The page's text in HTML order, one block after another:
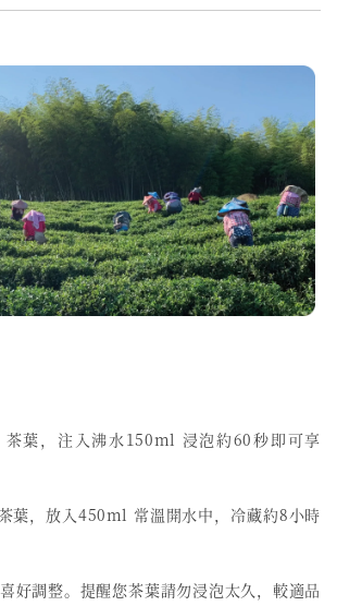
葉，注入沸水150ml 浸泡約60秒即可享
葉，放入450ml 常溫開水中，冷藏約8小時
好調整。提醒您茶葉請勿浸泡太久，較適品